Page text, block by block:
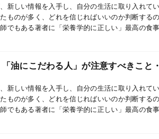
新しい情報を入手し、自分の生活に取り入れて
ものが多く、どれを信じればいいのか判断するの
でもある著者に「栄養学的に正しい」最高の食
慣」が身につく。
「油にこだわる人」が注意すべきこと
新しい情報を入手し、自分の生活に取り入れて
ものが多く、どれを信じればいいのか判断するの
でもある著者に「栄養学的に正しい」最高の食
慣」が身につく。